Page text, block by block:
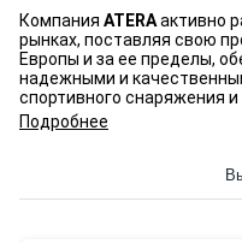
Компания ATERAактивно
рынках, поставляя свою
Европы и за ее пределы,
надежными и
спортивного снаряжения и
Подробнее